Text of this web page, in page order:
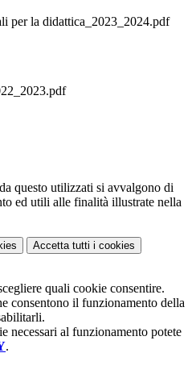
per la didattica_2023_2024.pdf
questo utilizzati si avvalgono di
ed utili alle finalità illustrate nella
Accetta tutti i cookies
quali cookie consentire.
consentono il funzionamento della
necessari al funzionamento potete
.